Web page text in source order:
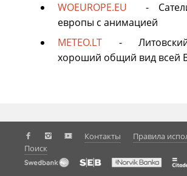
WOEUROPE.EU -
европы с анимацией
METEO.LT -
хороший общий вид всей
Контакты
Правила
Поиск